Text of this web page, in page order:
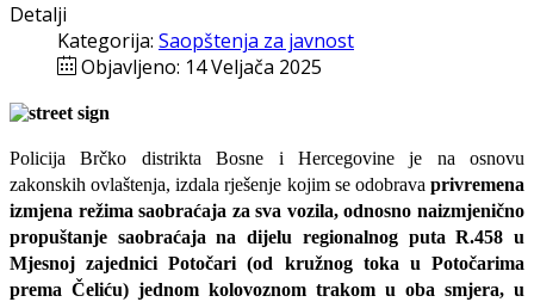
Detalji
Kategorija: Saopštenja za javnost
Objavljeno: 14 Veljača 2025
Policija Brčko distrikta Bosne i Hercegovine je na osnovu
zakonskih ovlaštenja, izdala rješenje kojim se odobrava privremena
izmjena režima saobraćaja za sva vozila, odnosno naizmjenično
propuštanje saobraćaja na dijelu regionalnog puta R.458 u
Mjesnoj zajednici Potočari (od kružnog toka u Potočarima
prema Čeliću) jednom kolovoznom trakom u oba smjera, u